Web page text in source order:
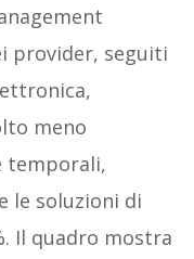
provider, seguiti
meno
temporali,
le soluzioni di
Il quadro mostra